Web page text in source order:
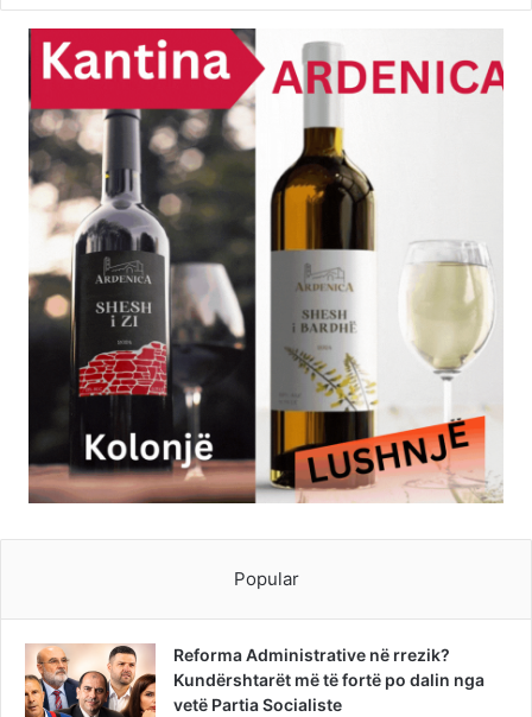
Popular
Reforma Administrative në rrezik?
Kundërshtarët më të fortë po dalin nga
vetë Partia Socialiste